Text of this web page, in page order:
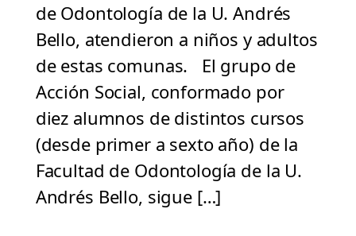
de Odontología de la U. Andrés
Bello, atendieron a niños y adultos
de estas comunas. El grupo de
Acción Social, conformado por
diez alumnos de distintos cursos
(desde primer a sexto año) de la
Facultad de Odontología de la U.
Andrés Bello, sigue […]